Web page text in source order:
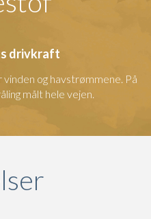
drivkraft
og havstrømmene. På
målt hele vejen.